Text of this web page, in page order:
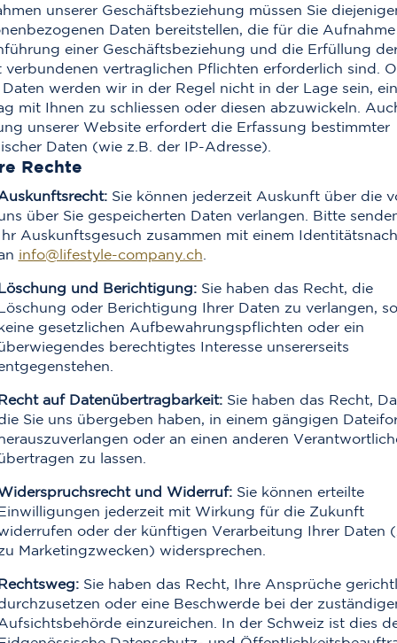
unserer Geschäftsbeziehung müssen Sie
Daten bereitstellen, die für die
einer Geschäftsbeziehung und die Erfüllung
verbundenen vertraglichen Pflichten erforderlich sind.
werden wir in der Regel nicht in der Lage sein,
mit Ihnen zu schliessen oder diesen abzuwickeln.
unserer Website erfordert die Erfassung bestimmter
Daten (wie z.B. der IP-Adresse).
Rechte
Sie können jederzeit Auskunft über die
über Sie gespeicherten Daten verlangen. Bitte
Auskunftsgesuch zusammen mit einem
info@lifestyle-company.ch
und Berichtigung:Sie haben das Recht, die
oder Berichtigung Ihrer Daten zu verlangen,
gesetzlichen Aufbewahrungspflichten oder ein
berechtigtes Interesse unsererseits
auf Datenübertragbarkeit:Sie haben das Recht,
Sie uns übergeben haben, in einem gängigen
oder an einen anderen
zu lassen.
und Widerruf:Sie können erteilte
jederzeit mit Wirkung für die Zukunft
oder der künftigen Verarbeitung Ihrer Daten
Marketingzwecken) widersprechen.
Sie haben das Recht, Ihre Ansprüche
oder eine Beschwerde bei der
einzureichen. In der Schweiz ist dies